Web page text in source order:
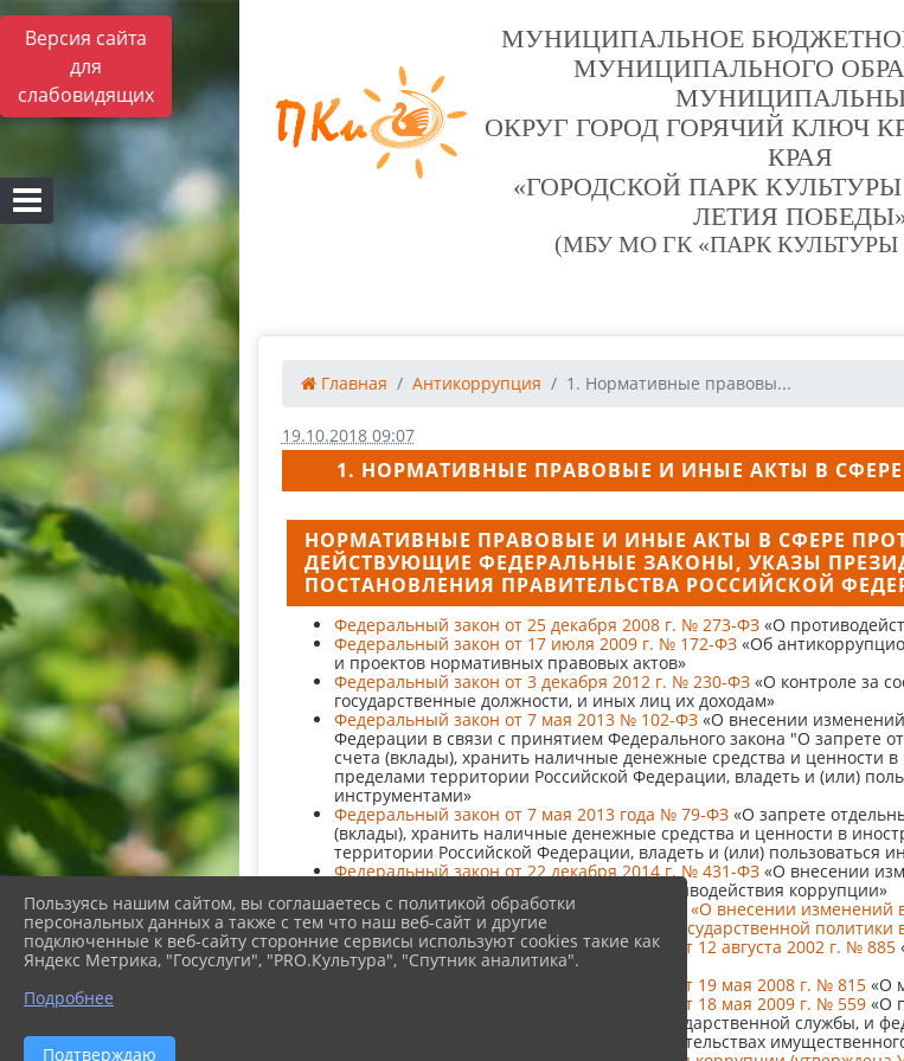
Версия сайта
для
слабовидящих
МУНИЦИПАЛЬНОЕ
МУНИЦИПАЛЬНОГО
ОКРУГ ГОРОД ГОРЯЧИЙ КЛЮЧ
КРАЯ
«ГОРОДСКОЙ ПАРК
ЛЕТИЯ
(МБУ МО ГК «ПАРК
Главная Антикоррупция 1. Нормативные правовы...
19.10.2018 09:07
1. НОРМАТИВНЫЕ ПРАВОВЫЕ И ИНЫЕ АКТЫ В
НОРМАТИВНЫЕ ПРАВОВЫЕ И ИНЫЕ АКТЫ В СФЕРЕ
ДЕЙСТВУЮЩИЕ ФЕДЕРАЛЬНЫЕ ЗАКОНЫ, УКАЗЫ
ПОСТАНОВЛЕНИЯ ПРАВИТЕЛЬСТВА РОССИЙСКОЙ
Федеральный закон от 25 декабря 2008 г. № 273-ФЗ«О
Федеральный закон от 17 июля 2009 г. № 172-ФЗ«Об
и проектов нормативных правовых актов»
Федеральный закон от 3 декабря 2012 г. № 230-ФЗ«О контроле за
государственные должности, и иных лиц их доходам»
Федеральный закон от 7 мая 2013 № 102-ФЗ«О внесении изменений
Федерации в связи с принятием Федерального закона "О запрете
счета (вклады), хранить наличные денежные средства и ценности
пределами территории Российской Федерации, владеть и (или)
инструментами»
Федеральный закон от 7 мая 2013 года № 79-ФЗ«О запрете
(вклады), хранить наличные денежные средства и ценности в
территории Российской Федерации, владеть и (или)
Федеральный закон от 22 декабря 2014 г. № 431-ФЗ«О внесении
Российской Федерации по вопросам противодействия коррупции»
Федеральный закон от 03.04.2017 № 64-ФЗ «О внесении изменений
Федерации в целях совершенствования государственной политики
Указ Президента Российской Федерации от 12 августа 2002 г. № 885
поведения государственных служащих"»
Указ Президента Российской Федерации от 19 мая 2008 г. № 815«О
Указ Президента Российской Федерации от 18 мая 2009 г. № 559«О
замещение должностей федеральной государственной службы, и
сведений о доходах, об имуществе и обязательствах
Пользуясь нашим сайтом, вы соглашаетесь с политикой обработки
персональных данных а также с тем что наш веб-сайт и другие
подключенные к веб-сайту сторонние сервисы используют cookies такие как
Яндекс Метрика, "Госуслуги", "PRO.Культура", "Спутник аналитика".
Подробнее
Подтверждаю